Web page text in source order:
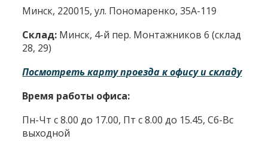
Минск, 220015, ул. Пономаренко, 35А-119
Склад: Минск, 4-й пер. Монтажников 6 (склад
28, 29)
Посмотреть карту проезда к офису и складу
Время работы офиса:
Пн-Чт с 8.00 до 17.00, Пт с 8.00 до 15.45, Сб-Вс
выходной